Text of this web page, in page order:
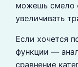
можешь смело
увеличивать
Если хочется
функции —
сравнение